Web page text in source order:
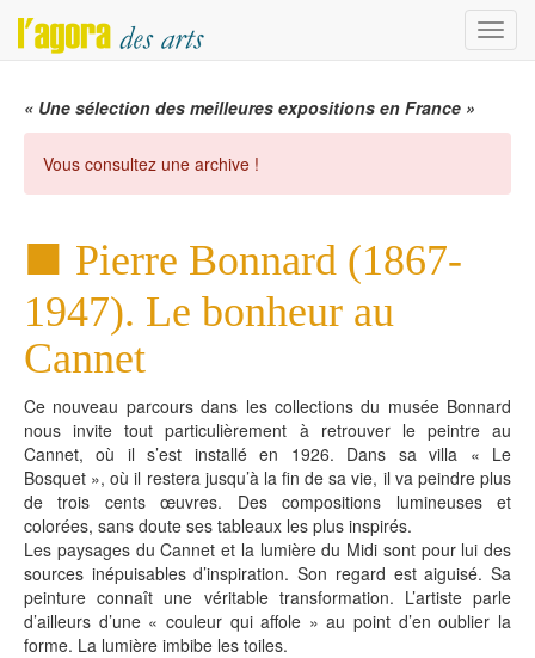
Menu
« Une sélection des meilleures expositions en France »
Vous consultez une archive !
Pierre Bonnard (1867-
1947). Le bonheur au
Cannet
Ce nouveau parcours dans les collections du musée Bonnard
nous invite tout particulièrement à retrouver le peintre au
Cannet, où il s’est installé en 1926. Dans sa villa « Le
Bosquet », où il restera jusqu’à la fin de sa vie, il va peindre plus
de trois cents œuvres. Des compositions lumineuses et
colorées, sans doute ses tableaux les plus inspirés.
Les paysages du Cannet et la lumière du Midi sont pour lui des
sources inépuisables d’inspiration. Son regard est aiguisé. Sa
peinture connaît une véritable transformation. L’artiste parle
d’ailleurs d’une « couleur qui affole » au point d’en oublier la
forme. La lumière imbibe les toiles.